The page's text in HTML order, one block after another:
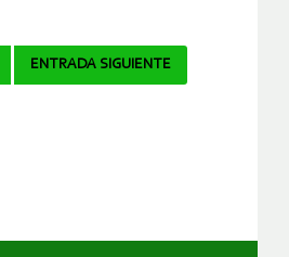
ENTRADA SIGUIENTE